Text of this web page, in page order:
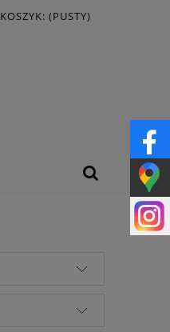
KOSZYK: (PUSTY)